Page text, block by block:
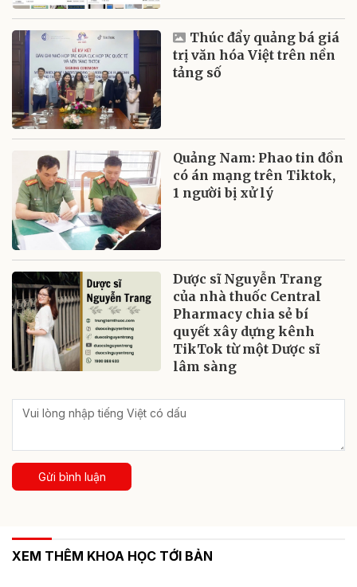
Thúc đẩy quảng bá giá
trị văn hóa Việt trên nền
tảng số
Quảng Nam: Phao tin đồn
có án mạng trên Tiktok,
1 người bị xử lý
Dược sĩ Nguyễn Trang
của nhà thuốc Central
Pharmacy chia sẻ bí
quyết xây dựng kênh
TikTok từ một Dược sĩ
lâm sàng
Gửi bình luận
XEM THÊM KHOA HỌC TỚI BẢN